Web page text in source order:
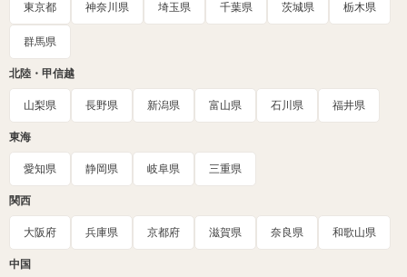
東京都 神奈川県 埼玉県 千葉県 茨城県 栃木県
群馬県
北陸・甲信越
山梨県 長野県 新潟県 富山県 石川県 福井県
東海
愛知県 静岡県 岐阜県 三重県
関西
大阪府 兵庫県 京都府 滋賀県 奈良県 和歌山県
中国